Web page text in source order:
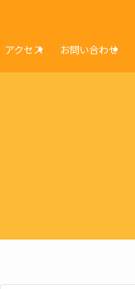
アクセス お問い合わせ